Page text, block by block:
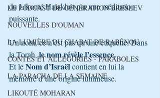
LE PODCAST DE GÉNÉRATION BRESLEV
NOUVELLES D'OUMAN
LA LUMIÈRE DU CHABAT DE RABÉNOU
CONTES ET ALLÉGORIES - PARABOLES
LA PARACHA DE LA SEMAINE
LIKOUTÉ MOHARAN
du Likouté Halakhot par une méditation
puissante.
Un nom, ce n’est pas qu’une étiquette. Dans
la Torah, le nom révèle l’essence.
Et le Nom d’Israël contient en lui la
mémoire d’une origine lumineuse.